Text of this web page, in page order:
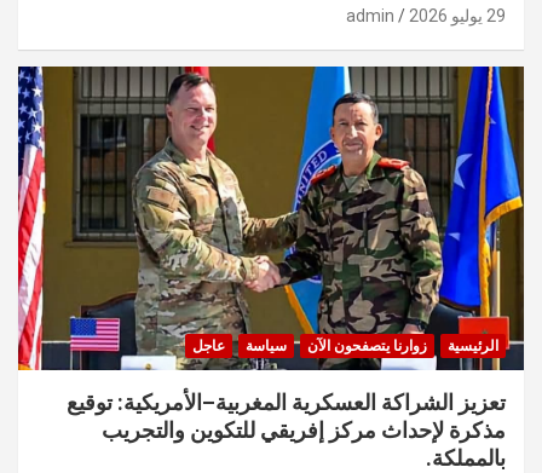
29 يوليو 2026 admin
الرئيسية زوارنا يتصفحون الآن سياسة عاجل
تعزيز الشراكة العسكرية المغربية–الأمريكية: توقيع
مذكرة لإحداث مركز إفريقي للتكوين والتجريب
بالمملكة.